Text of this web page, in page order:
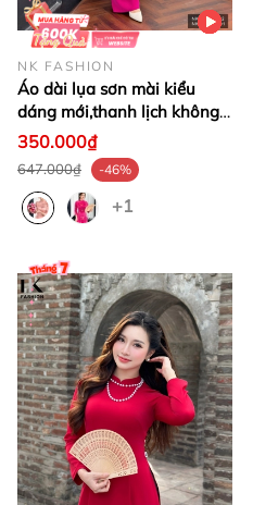
NK FASHION
Áo dài lụa sơn mài kiểu
dáng mới,thanh lịch không
kém phần quý phái
NKDV2411002 ( ko kèm
quần + PK)
350.000₫
647.000₫ -46%
+1